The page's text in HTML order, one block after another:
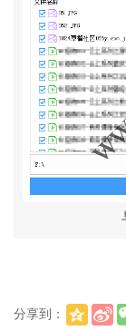
分享到：